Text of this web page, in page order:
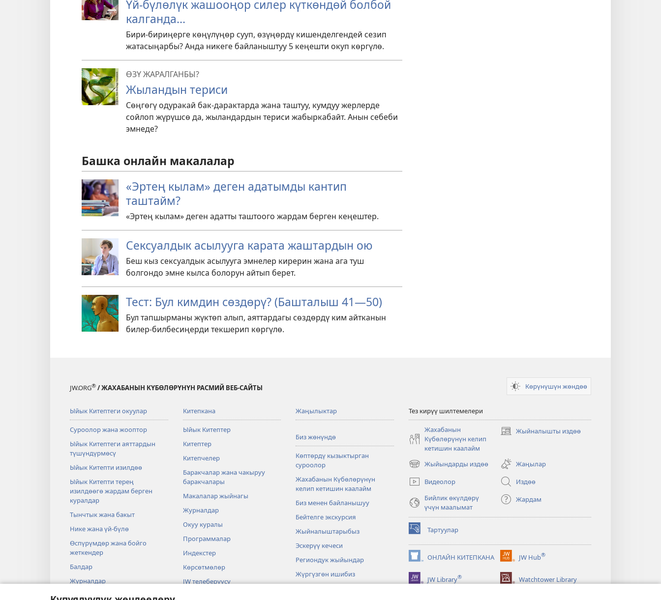
Үй-бүлөлүк жашооңор силер күткөндөй болбой
калганда...
Бири-бириңерге көңүлүңөр сууп, өзүңөрдү кишенделгендей сезип
жатасыңарбы? Анда никеге байланыштуу 5 кеңешти окуп көргүлө.
ӨЗҮ ЖАРАЛГАНБЫ?
Жыландын териси
Сөңгөгү одуракай бак-дарактарда жана таштуу, кумдуу жерлерде
сойлоп жүрүшсө да, жыландардын териси жабыркабайт. Анын себеби
эмнеде?
Башка онлайн макалалар
«Эртең кылам» деген адатымды кантип
таштайм?
«Эртең кылам» деген адатты таштоого жардам берген кеңештер.
Сексуалдык асылууга карата жаштардын ою
Беш кыз сексуалдык асылууга эмнелер кирерин жана ага туш
болгондо эмне кылса болорун айтып берет.
Тест: Бул кимдин сөздөрү? (Башталыш 41—50)
Бул тапшырманы жүктөп алып, аяттардагы сөздөрдү ким айтканын
билер-билбесиңерди текшерип көргүлө.
JW.ORG® / ЖАХАБАНЫН КҮБӨЛӨРҮНҮН РАСМИЙ ВЕБ-САЙТЫ Көрүнүшүн жөндөө
Ыйык Китептеги окуулар
Суроолор жана жооптор
Ыйык Китептеги аяттардын
түшүндүрмөсү
Ыйык Китепти изилдөө
Ыйык Китепти терең
изилдөөгө жардам берген
куралдар
Тынчтык жана бакыт
Нике жана үй-бүлө
Өспүрүмдөр жана бойго
жеткендер
Балдар
Журналдар
Китепкана
Ыйык Китептер
Китептер
Китепчелер
Баракчалар жана чакыруу
баракчалары
Макалалар жыйнагы
Журналдар
Окуу куралы
Программалар
Индекстер
Көрсөтмөлөр
JW телеберүүсү
Жаңылыктар
Биз жөнүндө
Көптөрдү кызыктырган
суроолор
Жахабанын Күбөлөрүнүн
келип кетишин каалайм
Биз менен байланышуу
Бейтелге экскурсия
Жыйналыштарыбыз
Эскерүү кечеси
Региондук жыйындар
Жүргүзгөн ишибиз
Тез кирүү шилтемелери
Жахабанын
Күбөлөрүнүн келип
кетишин каалайм
Жыйналышты издөө
(жаңы
Жыйындарды издөө
(жаңы
терезе
ачат)
Жаңылар
Видеолор
Издөө
Бийлик өкүлдөрү
үчүн маалымат
Жардам
Тартуулар
(жаңы
терезе
ачат)
ОНЛАЙН КИТЕПКАНА
(жаңы
терезе
ачат)
JW Hub®
(жаңы
терезе
ачат)
JW Library® Watchtower Library